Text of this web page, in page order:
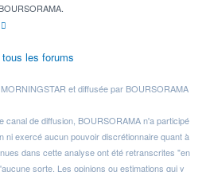
tous les forums
et diffusée par BOURSORAMA
canal de diffusion, BOURSORAMA n'a participé
ni exercé aucun pouvoir discrétionnaire quant à
dans cette analyse ont été retranscrites "en
sorte. Les opinions ou estimations qui y